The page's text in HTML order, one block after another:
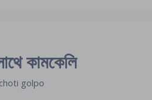
কামকেলি
golpo